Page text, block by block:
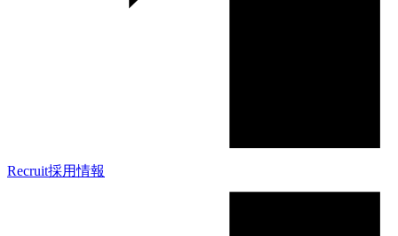
Recruit採用情報